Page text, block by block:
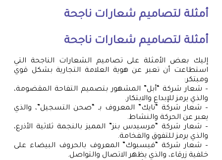
أمثلة لتصاميم شعارات ناجحة
أمثلة لتصاميم شعارات ناجحة
إليك بعض الأمثلة على تصاميم الشعارات الناجحة التي
استطاعت أن تعبر عن هوية العلامة التجارية بشكل قوي
ومبتكر:
– شعار شركة “أبل” المشهور بتصميم التفاحة المقضومة،
والذي يرمز للإبداع والابتكار.
– شعار شركة “نايك” المعروف بـ “صحن التسجيل”، والذي
يعبر عن الحركة والنشاط.
– شعار شركة “مرسيدس بنز” المميز بالنجمة ثلاثية الأذرع،
والذي يرمز للتفوق والفخامة.
– شعار شركة “فيسبوك” المعروف بالحروف البيضاء على
خلفية زرقاء، والذي يظهر الاتصال والتواصل.